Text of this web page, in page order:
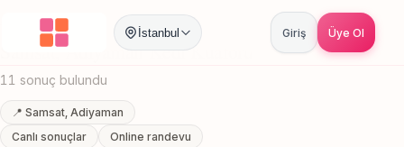
İstanbul Giriş Üye Ol
Anasayfa / Adiyaman / /
Samsat, Adiyaman Kedi Kuaforu
11 sonuç bulundu
📍 Samsat, Adiyaman
Canlı sonuçlar
Online randevu